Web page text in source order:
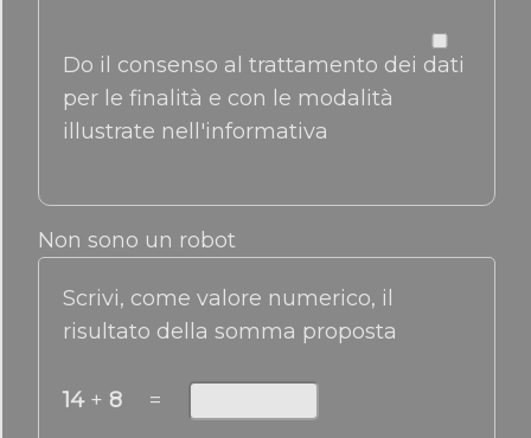
Do il consenso al trattamento dei dati
per le finalità e con le modalità
illustrate nell'informativa
Non sono un robot
Scrivi, come valore numerico, il
risultato della somma proposta
14+ 8 =